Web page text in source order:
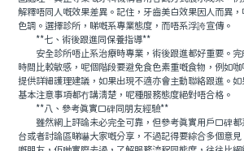
解釋唔同人嘅效果差異。記住，牙齒美白效果因人而異
色調。選擇診所，睇嘅系專業態度，而唔系浮誇宣傳。
**七、術後跟進同保養指導**
安全診所唔止系治療時專業，術後跟進都好重要。完
時間比較敏感，呢個階段要避免食色素重嘅食物，例如
提供詳細護理建議，如果出現不適亦會主動聯絡跟進。
基本注意事項都冇講清楚，呢種服務態度絕對唔合格。
**八、參考真實口碑同朋友經驗**
雖然網上評論未必完全可靠，但參考真實用戶口碑都
台或者討論區睇嚇大家嘅分享，不過記得要綜合多個意